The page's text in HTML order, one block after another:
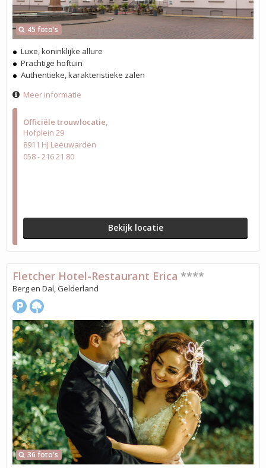
Officiële trouwlocatie
Hofplein 29
8911 HJ Leeuwarden
058 - 216 21 80
Bekijk locatie
45 foto's
Luxe, koninklijke allure
Prachtige hoftuin
Authentieke, karakteristieke zalen
Meer informatie
36 foto's
Fletcher Hotel-Restaurant Erica ****
Berg en Dal, Gelderland